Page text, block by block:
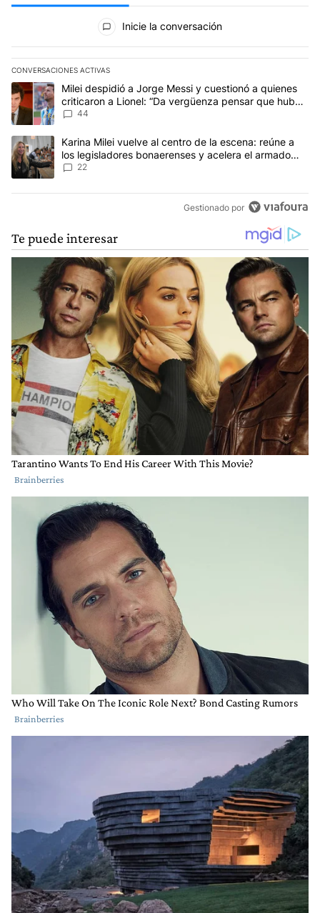
Todos los comentarios
Inicie la conversación
CONVERSACIONES ACTIVAS
Este listado muestra los artículos con más comentarios en los
Un artículo de tendencia con el título "Milei despidió a Jorge
Milei despidió a Jorge Messi y cuestionó a quienes
criticaron a Lionel: “Da vergüenza pensar que hubo
anti-Messi”
44
Un artículo de tendencia con el título "Karina Milei vuelve al
Karina Milei vuelve al centro de la escena: reúne a
los legisladores bonaerenses y acelera el armado
para 2027
22
Gestionado por